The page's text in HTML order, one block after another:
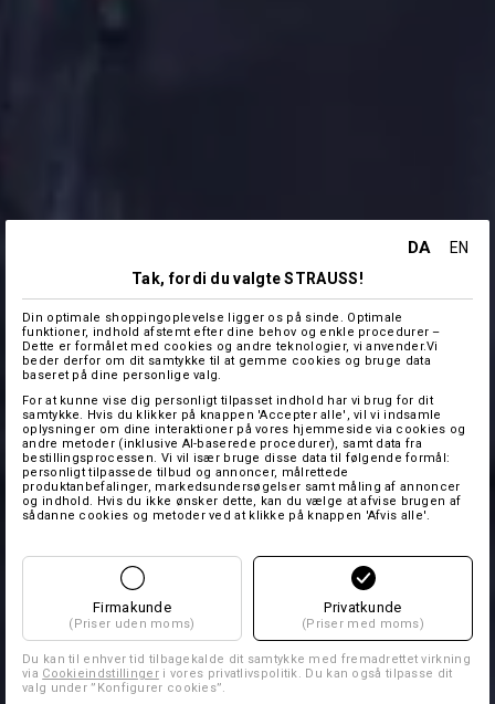
DA
EN
Tak, fordi du valgte STRAUSS!
Din optimale shoppingoplevelse ligger os på sinde. Optimale
funktioner, indhold afstemt efter dine behov og enkle procedurer –
Dette er formålet med cookies og andre teknologier, vi anvender.Vi
beder derfor om dit samtykke til at gemme cookies og bruge data
baseret på dine personlige valg.
For at kunne vise dig personligt tilpasset indhold har vi brug for dit
samtykke. Hvis du klikker på knappen 'Accepter alle', vil vi indsamle
oplysninger om dine interaktioner på vores hjemmeside via cookies og
andre metoder (inklusive AI-baserede procedurer), samt data fra
bestillingsprocessen. Vi vil især bruge disse data til følgende formål:
personligt tilpassede tilbud og annoncer, målrettede
produktanbefalinger, markedsundersøgelser samt måling af annoncer
og indhold. Hvis du ikke ønsker dette, kan du vælge at afvise brugen af
sådanne cookies og metoder ved at klikke på knappen 'Afvis alle'.
Firmakunde
(Priser uden moms)
Privatkunde
(Priser med moms)
Du kan til enhver tid tilbagekalde dit samtykke med fremadrettet virkning
via Cookieindstillingeri vores privatlivspolitik. Du kan også tilpasse dit
valg under ”Konfigurer cookies”.